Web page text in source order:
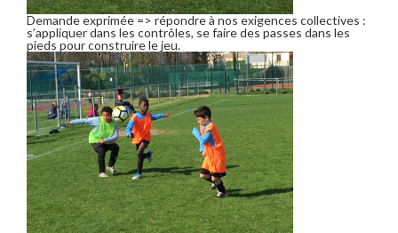
Demande exprimée => répondre à nos exigences collectives :
s’appliquer dans les contrôles, se faire des passes dans les
pieds pour construire le jeu.